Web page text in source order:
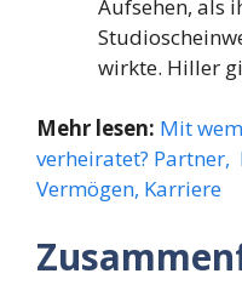
Aufsehen, als
wirkte. Hiller
Mehr lesen: Mit
verheiratet? Partner,
Vermögen, Karriere